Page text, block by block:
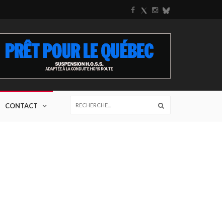
CONTACT